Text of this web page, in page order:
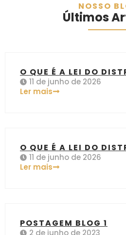
NOSSO
Últimos
O QUE É A LEI DO
11 de junho de 2026
Ler mais
O QUE É A LEI DO
11 de junho de 2026
Ler mais
POSTAGEM BLOG 1
2 de junho de 2023